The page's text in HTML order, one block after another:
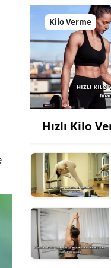
Kilo Verme
Hızlı Kilo